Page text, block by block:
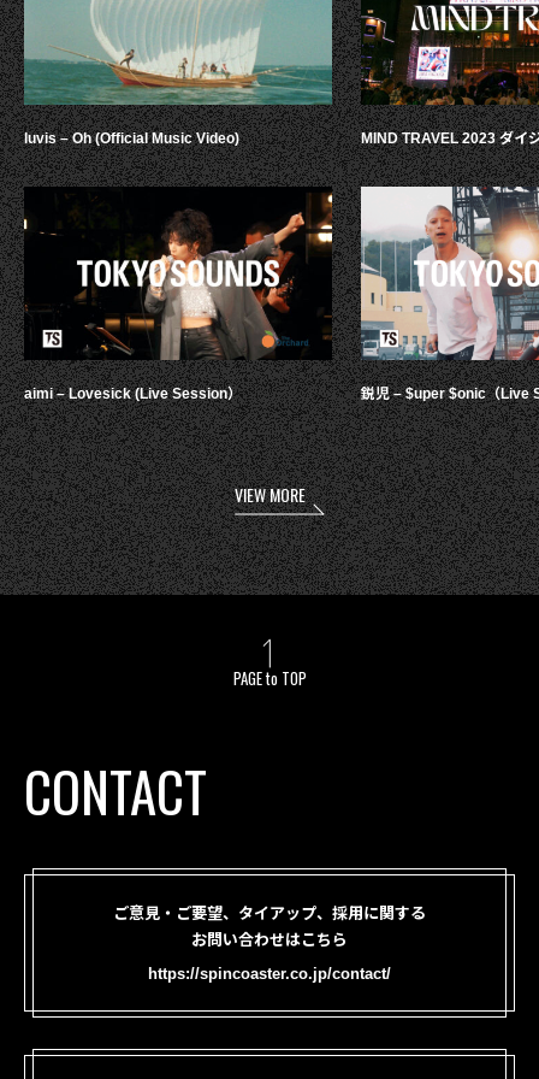
luvis – Oh (Official Music Video)
aimi – Lovesick (Live Session）
MIND TRAVEL 2023 ダイ
鋭児 – $uper $onic（Live
VIEW MORE
PAGE to TOP
CONTACT
ご意見・ご要望、タイアップ、採用に関する
お問い合わせはこちら
https://spincoaster.co.jp/contact/